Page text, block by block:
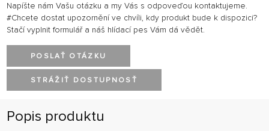
Napíšte nám Vašu otázku a my Vás s odpoveďou kontaktujeme.
#Chcete dostat upozornění ve chvíli, kdy produkt bude k dispozici?
Stačí vyplnit formulář a náš hlídací pes Vám dá vědět.
POSLAŤ OTÁZKU
STRÁŽIŤ DOSTUPNOSŤ
Popis produktu